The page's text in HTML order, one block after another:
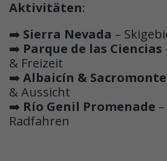
Aktivitäten:
➡️ Sierra Nevada –
➡️ Parque de las Ciencias
& Freizeit
➡️ Albaicín & Sacromonte
& Aussicht
➡️ Río Genil Promenade
Radfahren